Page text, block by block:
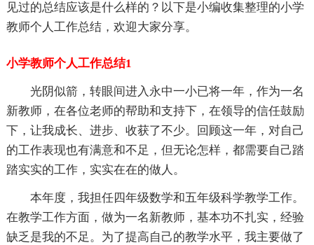
见过的总结应该是什么样的？以下是小编收集整理的小学
教师个人工作总结，欢迎大家分享。
小学教师个人工作总结1
光阴似箭，转眼间进入永中一小已将一年，作为一名
新教师，在各位老师的帮助和支持下，在领导的信任鼓励
下，让我成长、进步、收获了不少。回顾这一年，对自己
的工作表现也有满意和不足，但无论怎样，都需要自己踏
踏实实的工作，实实在在的做人。
本年度，我担任四年级数学和五年级科学教学工作。
在教学工作方面，做为一名新教师，基本功不扎实，经验
缺乏是我的不足。为了提高自己的教学水平，我主要做了